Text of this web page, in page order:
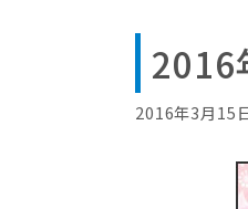
2016
2016年3月15